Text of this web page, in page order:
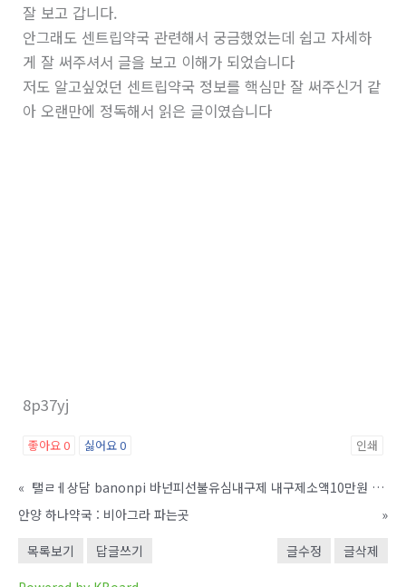
잘 보고 갑니다.
안그래도 센트립약국 관련해서 궁금했었는데 쉽고 자세하
게 잘 써주셔서 글을 보고 이해가 되었습니다
저도 알고싶었던 센트립약국 정보를 핵심만 잘 써주신거 같
아 오랜만에 정독해서 읽은 글이였습니다
8p37yj
좋아요0 싫어요0 인쇄
«
탤ㄹㅔ상담 banonpi 바넌피선불유심내구제 내구제소액10만원 신용회복연체자소액대출 하남시장기연체자비대면소액급전대출 토스소액급전대출내구제 ZAT
안양 하나약국 : 비아그라 파는곳
»
목록보기 답글쓰기 글수정
글삭제